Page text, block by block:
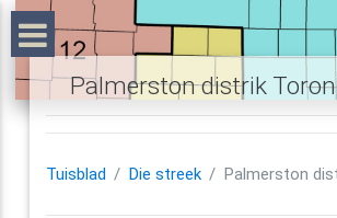
Palmerston distrik
Tuisblad Die streek Palmerston